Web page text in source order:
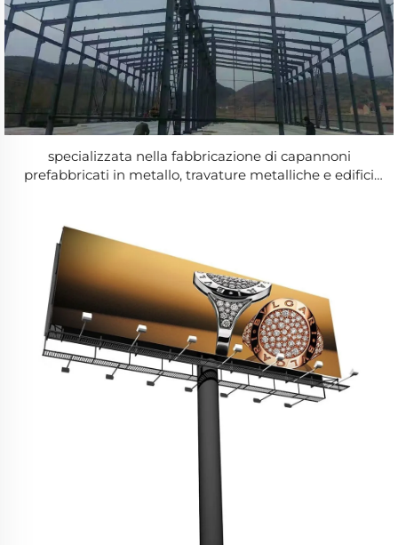
specializzata nella fabbricazione di capannoni
prefabbricati in metallo, travature metalliche e edifici